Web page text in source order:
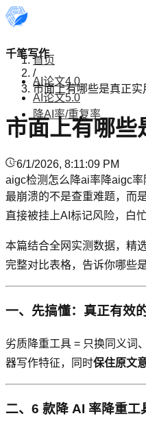
千笔写作
AI论文4.0
AI论文5.0
降AI率/重复率
首页
/
市面上有哪些是真正实
市面上有哪些
6/1/2026, 8:11:09 PM
aigc检测 怎么降ai率降aigc率
最崩溃的不是查重难题，而
直接被挂上AI标记风险，白
本篇结合全网实测数据，精
完整对比表格，告诉你哪些
一、先搞懂：真正有效
劣质降重工具 = 只换同义词
器写作特征，同时保住原文
二、6 款降 AI 率降重工